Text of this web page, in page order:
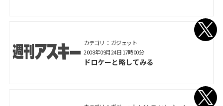
カテゴリ： ガジェット
ドロケーと略してみる
2008年09月24日 17時00分